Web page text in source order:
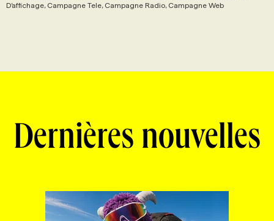
D’affichage, Campagne Tele, Campagne Radio, Campagne Web
Dernières nouvelles